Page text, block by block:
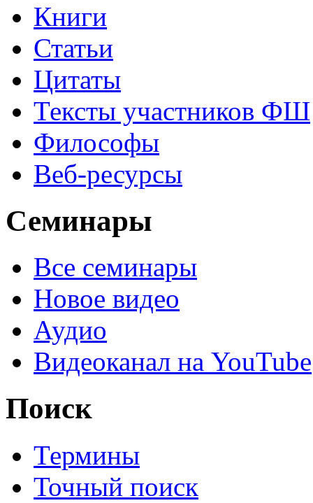
Книги
Статьи
Цитаты
Тексты участников ФШ
Философы
Веб-ресурсы
Семинары
Все семинары
Новое видео
Аудио
Видеоканал на YouTube
Поиск
Термины
Точный поиск